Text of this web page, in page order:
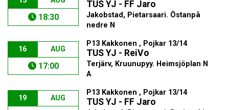
18:30
TUS YJ - FF Jaro
Jakobstad, Pietarsaari. Östanpå
nedre N
16 AUG
17:00
P13 Kakkonen , Pojkar 13/14
TUS YJ - ReiVo
Terjärv, Kruunupyy. Heimsjöplan N
A
19 AUG
P13 Kakkonen , Pojkar 13/14
TUS YJ - FF Jaro